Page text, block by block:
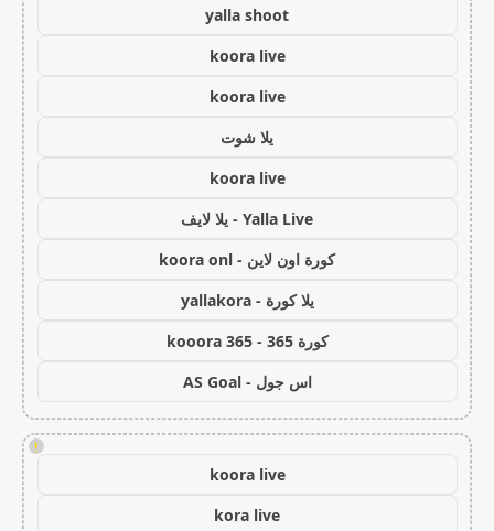
yalla shoot
koora live
koora live
يلا شوت
koora live
Yalla Live - يلا لايف
كورة اون لاين - koora onl
يلا كورة - yallakora
كورة 365 - kooora 365
اس جول - AS Goal
!
koora live
kora live